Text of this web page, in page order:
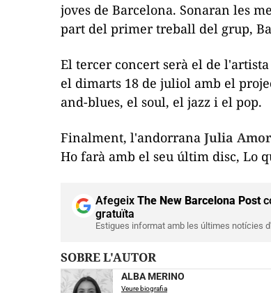
joves de Barcelona. Sonaran les
part del primer treball del grup,
El tercer concert serà el de
el dimarts 18 de juliol amb el
and-blues, el soul, el jazz i el pop.
Finalment, l'andorrana Julia Amor
Ho farà amb el seu últim disc, Lo
Afegeix The New Barcelona Post
gratuïta
Estigues informat amb les últimes notícies
SOBRE L'AUTOR
ALBA MERINO
Veure biografia